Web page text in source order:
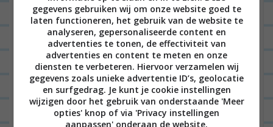
inderdaad heel goed! Ik gebruik een
flinke theelepel voor een
éénpersoons portie. Oh, en ik meng
er ook wat kipkruiden door, dat is
echt super lekker!! Praktisch
hetzelfde als patatkruiden, maar
gegevens gebruiken wij om onze website goed te
laten functioneren, het gebruik van de website te
analyseren, gepersonaliseerde content en
advertenties te tonen, de effectiviteit van
advertenties en content te meten en onze
diensten te verbeteren. Hiervoor verzamelen wij
gegevens zoals unieke advertentie ID’s, geolocatie
en surfgedrag. Je kunt je cookie instellingen
wijzigen door het gebruik van onderstaande 'Meer
opties' knop of via 'Privacy instellingen
aanpassen' onderaan de website.